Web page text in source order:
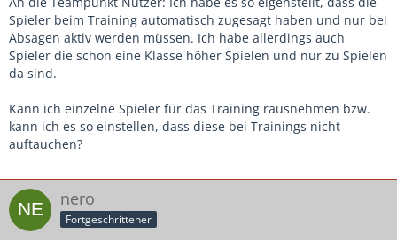
Spieler beim Training automatisch zugesagt haben und nur bei
Absagen aktiv werden müssen. Ich habe allerdings auch
Spieler die schon eine Klasse höher Spielen und nur zu Spielen
da sind.
Kann ich einzelne Spieler für das Training rausnehmen bzw.
kann ich es so einstellen, dass diese bei Trainings nicht
auftauchen?
nero
Fortgeschrittener